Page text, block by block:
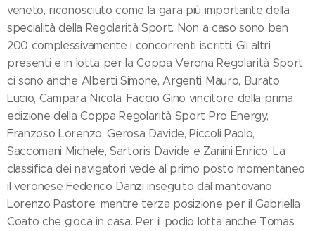
veneto, riconosciuto come la gara più importante della
specialità della Regolarità Sport. Non a caso sono ben
200 complessivamente i concorrenti iscritti. Gli altri
presenti e in lotta per la Coppa Verona Regolarità Sport
ci sono anche Alberti Simone, Argenti Mauro, Burato
Lucio, Campara Nicola, Faccio Gino vincitore della prima
edizione della Coppa Regolarità Sport Pro Energy,
Franzoso Lorenzo, Gerosa Davide, Piccoli Paolo,
Saccomani Michele, Sartoris Davide e Zanini Enrico. La
classifica dei navigatori vede al primo posto momentaneo
il veronese Federico Danzi inseguito dal mantovano
Lorenzo Pastore, mentre terza posizione per il Gabriella
Coato che gioca in casa. Per il podio lotta anche Tomas